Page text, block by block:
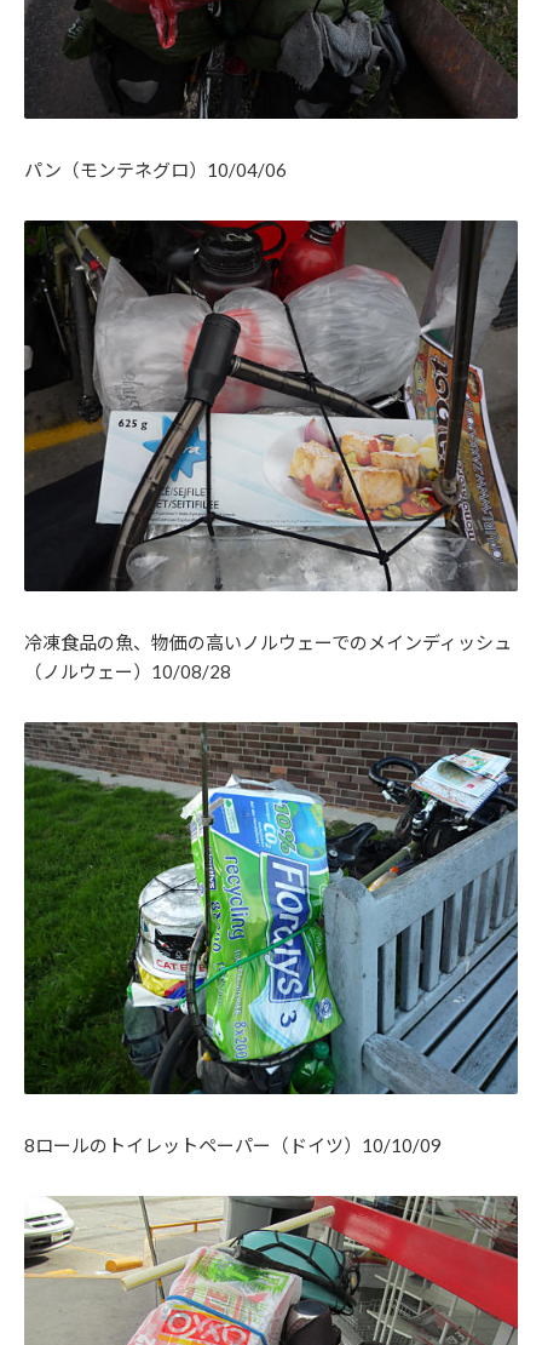
パン（モンテネグロ）10/04/06
冷凍食品の魚、物価の高いノルウェーでのメインディッシュ
（ノルウェー）10/08/28
8ロールのトイレットペーパー（ドイツ）10/10/09